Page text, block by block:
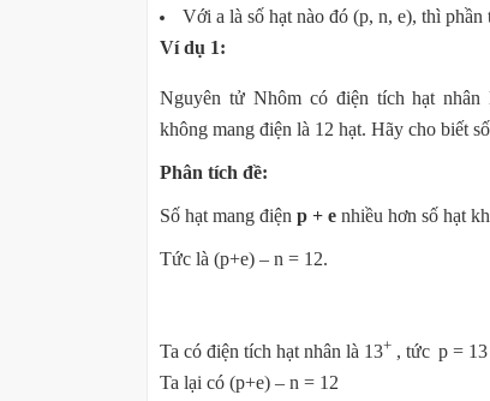
Với a là số hạt nào đó (p, n, e), thì phần
Ví dụ 1:
Nguyên tử Nhôm có điện tích hạt nhân
không mang điện là 12 hạt. Hãy cho biết
Phân tích đề:
Số hạt mang điện p + e nhiều hơn số hạt
Tức là (p+e) – n = 12.
Ta có điện tích hạt nhân là 13+ , tức p =
Ta lại có (p+e) – n = 12